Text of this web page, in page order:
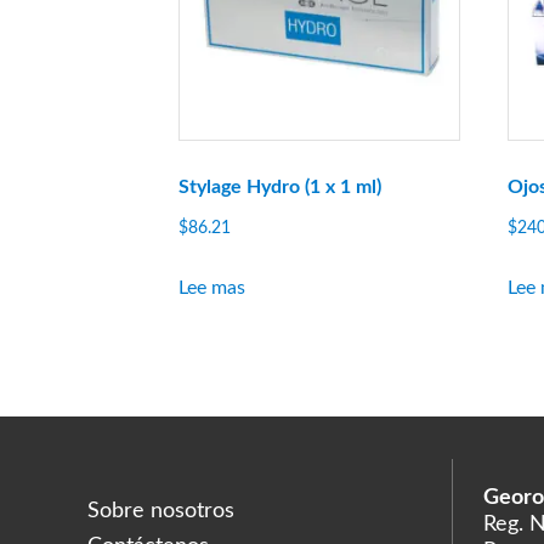
Stylage Hydro (1 x 1 ml)
$86.21
Lee mas
$
Lee
Sobre nosotros
Reg.